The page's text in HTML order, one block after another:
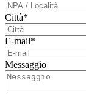
Città*
E-mail*
Messaggio